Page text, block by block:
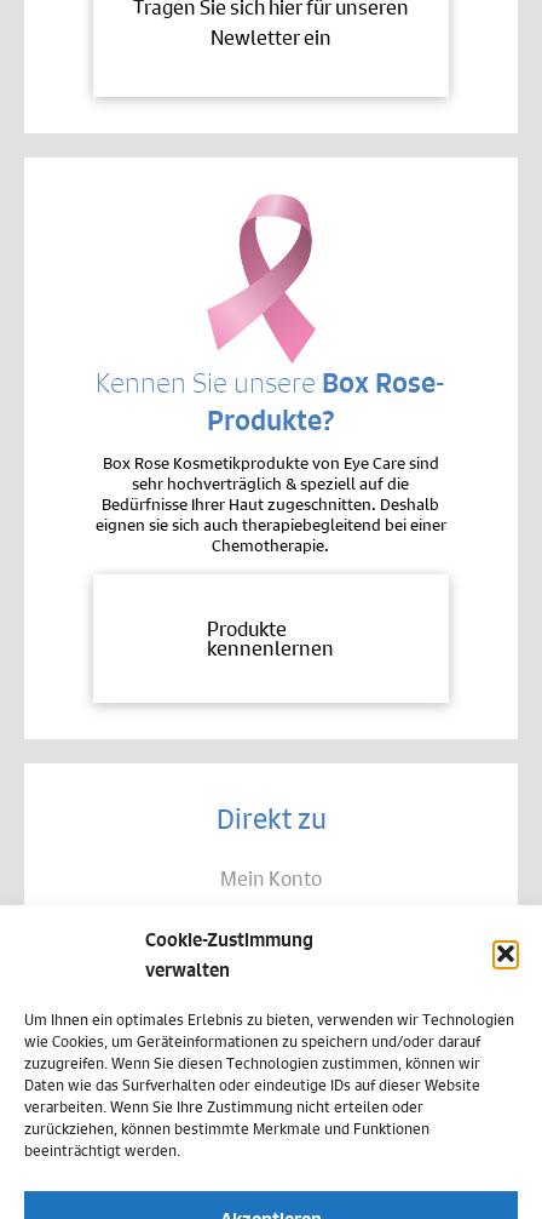
Cookie-Zustimmung
verwalten
Um Ihnen ein optimales Erlebnis zu bieten, verwenden wir Technologien
wie Cookies, um Geräteinformationen zu speichern und/oder darauf
zuzugreifen. Wenn Sie diesen Technologien zustimmen, können wir
Daten wie das Surfverhalten oder eindeutige IDs auf dieser Website
verarbeiten. Wenn Sie Ihre Zustimmung nicht erteilen oder
zurückziehen, können bestimmte Merkmale und Funktionen
beeinträchtigt werden.
Tragen Sie sich hier für unseren
Newletter ein
Kennen Sie unsere Box Rose-
Produkte?
Box Rose Kosmetikprodukte von Eye Care sind
sehr hochverträglich & speziell auf die
Bedürfnisse Ihrer Haut zugeschnitten. Deshalb
eignen sie sich auch therapiebegleitend bei einer
Chemotherapie.
Produkte
kennenlernen
Direkt zu
Mein Konto
Allgemeine Geschäftsbedingungen
Datenschutz
Widerruf
Zahlungsweisen
Versand & Lieferung